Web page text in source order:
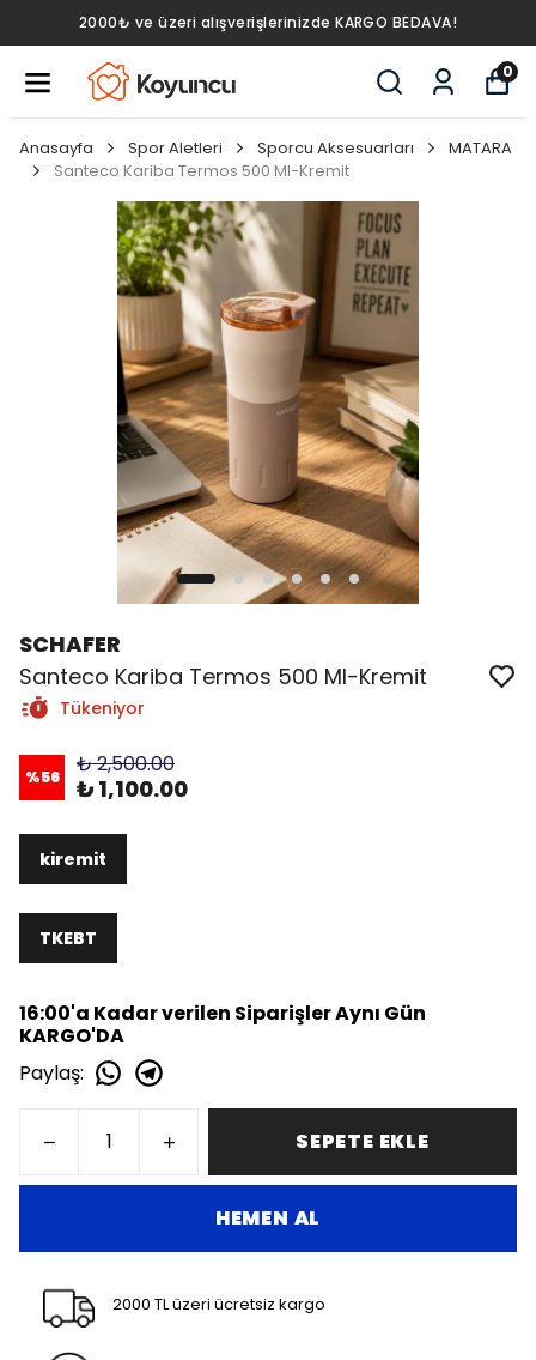
2000₺ ve üzeri alışverişlerinizde KARGO BEDAVA!
0
Anasayfa Spor Aletleri Sporcu Aksesuarları
MATARA
Santeco Kariba Termos 500 Ml-Kremit
SCHAFER
Santeco Kariba Termos 500 Ml-Kremit
Tükeniyor
%56 ₺ 2,500.00
₺ 1,100.00
kiremit
TKEBT
16:00'a Kadar verilen Siparişler Aynı Gün
KARGO'DA
Paylaş:
SEPETE EKLE
HEMEN AL
2000 TL üzeri ücretsiz kargo